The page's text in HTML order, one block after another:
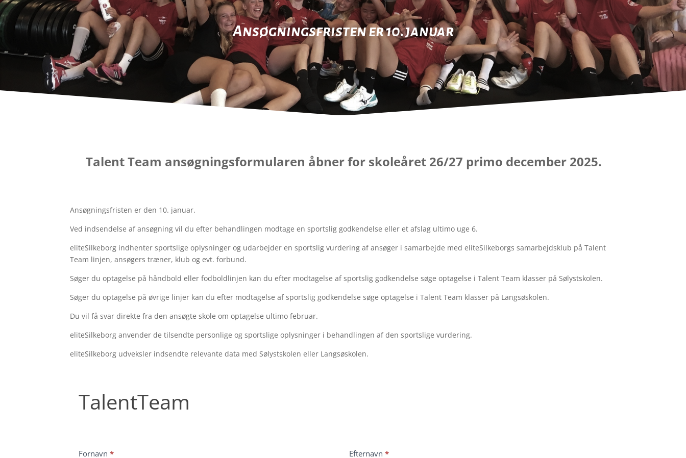
Ansøgningsfristen er 10. januar
Talent Team ansøgningsformularen åbner for skoleåret 26/27 primo december 2025.
Ansøgningsfristen er den 10. januar.
Ved indsendelse af ansøgning vil du efter behandlingen modtage en sportslig godkendelse eller et afslag ultimo uge 6.
eliteSilkeborg indhenter sportslige oplysninger og udarbejder en sportslig vurdering af ansøger i samarbejde med eliteSilkeborgs samarbejdsklub på Talent
Team linjen, ansøgers træner, klub og evt. forbund.
Søger du optagelse på håndbold eller fodboldlinjen kan du efter modtagelse af sportslig godkendelse søge optagelse i Talent Team klasser på Sølystskolen.
Søger du optagelse på øvrige linjer kan du efter modtagelse af sportslig godkendelse søge optagelse i Talent Team klasser på Langsøskolen.
Du vil få svar direkte fra den ansøgte skole om optagelse ultimo februar.
eliteSilkeborg anvender de tilsendte personlige og sportslige oplysninger i behandlingen af den sportslige vurdering.
eliteSilkeborg udveksler indsendte relevante data med Sølystskolen eller Langsøskolen.
TalentTeam
TalentTeam
Fornavn * Efternavn *